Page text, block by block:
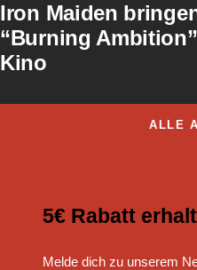
Iron Maiden
“Burning
Kino
ALLE
5€ Rabatt
Melde dich zu unserem